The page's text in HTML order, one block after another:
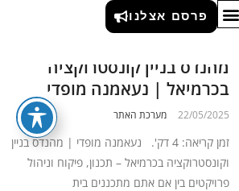
פרסם אצלנו
מהנדס בניין קונסטרוקציה
בכרמיאל | נעאמנה מופדי
22/05/2025 מערכת האתר
זמן קריאה: 4 דק'. נעאמנה מופדי | מהנדס בניין
וקונסטרוקציה בכרמיאל – תכנון, פיקוח וניהול
פרויקטים בין אם אתם מתכננים בית